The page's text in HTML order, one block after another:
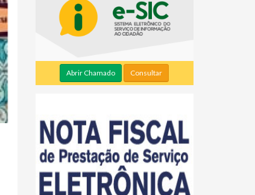
Abrir Chamado Consultar